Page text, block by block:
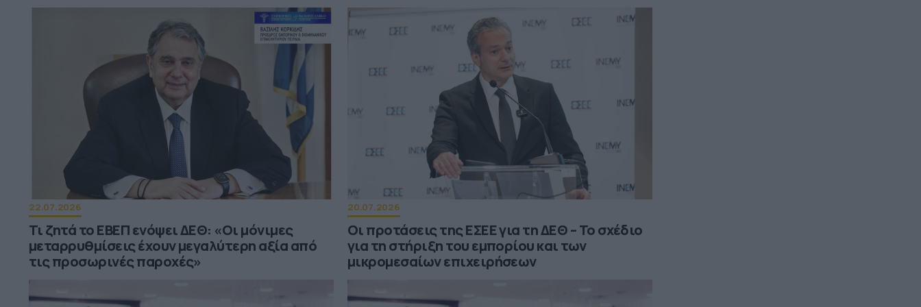
22.07.2026
Τι ζητά το ΕΒΕΠ ενόψει ΔΕΘ: «Οι μόνιμες
μεταρρυθμίσεις έχουν μεγαλύτερη αξία από
τις προσωρινές παροχές»
20.07.2026
Οι προτάσεις της ΕΣΕΕ για τη ΔΕΘ – Το σχέδιο
για τη στήριξη του εμπορίου και των
μικρομεσαίων επιχειρήσεων